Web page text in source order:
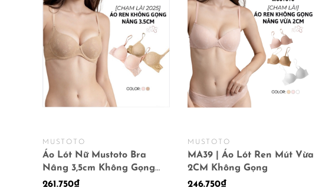
MUSTOTO
Áo Lót Nữ Mustoto Bra
Nâng 3,5cm Không Gọng
(MA4201)
261.750₫
MUSTOTO
MA39 | Áo Lót Ren Mút Vừa
2CM Không Gọng
246.750₫